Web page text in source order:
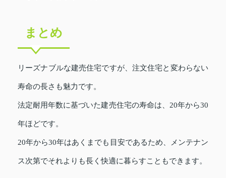
まとめ
リーズナブルな建売住宅ですが、注文住宅と変わらない
寿命の長さも魅力です。
法定耐用年数に基づいた建売住宅の寿命は、20年から30
年ほどです。
20年から30年はあくまでも目安であるため、メンテナン
ス次第でそれよりも長く快適に暮らすこともできます。